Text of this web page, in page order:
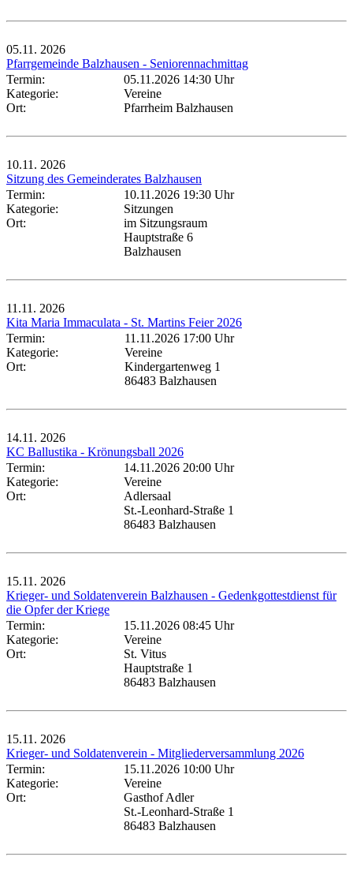
05.11. 2026
Pfarrgemeinde Balzhausen - Seniorennachmittag
Termin:
05.11.2026 14:30 Uhr
Kategorie:
Vereine
Ort:
Pfarrheim Balzhausen
10.11. 2026
Sitzung des Gemeinderates Balzhausen
Termin:
10.11.2026 19:30 Uhr
Kategorie:
Sitzungen
Ort:
im Sitzungsraum
Hauptstraße 6
Balzhausen
11.11. 2026
Kita Maria Immaculata - St. Martins Feier 2026
Termin:
11.11.2026 17:00 Uhr
Kategorie:
Vereine
Ort:
Kindergartenweg 1
86483 Balzhausen
14.11. 2026
KC Ballustika - Krönungsball 2026
Termin:
14.11.2026 20:00 Uhr
Kategorie:
Vereine
Ort:
Adlersaal
St.-Leonhard-Straße 1
86483 Balzhausen
15.11. 2026
Krieger- und Soldatenverein Balzhausen - Gedenkgottestdienst für
die Opfer der Kriege
Termin:
15.11.2026 08:45 Uhr
Kategorie:
Vereine
Ort:
St. Vitus
Hauptstraße 1
86483 Balzhausen
15.11. 2026
Krieger- und Soldatenverein - Mitgliederversammlung 2026
Termin:
15.11.2026 10:00 Uhr
Kategorie:
Vereine
Ort:
Gasthof Adler
St.-Leonhard-Straße 1
86483 Balzhausen